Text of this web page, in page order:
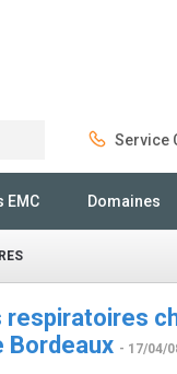
Service
EMC Domaines
Bordeaux - 17/04/